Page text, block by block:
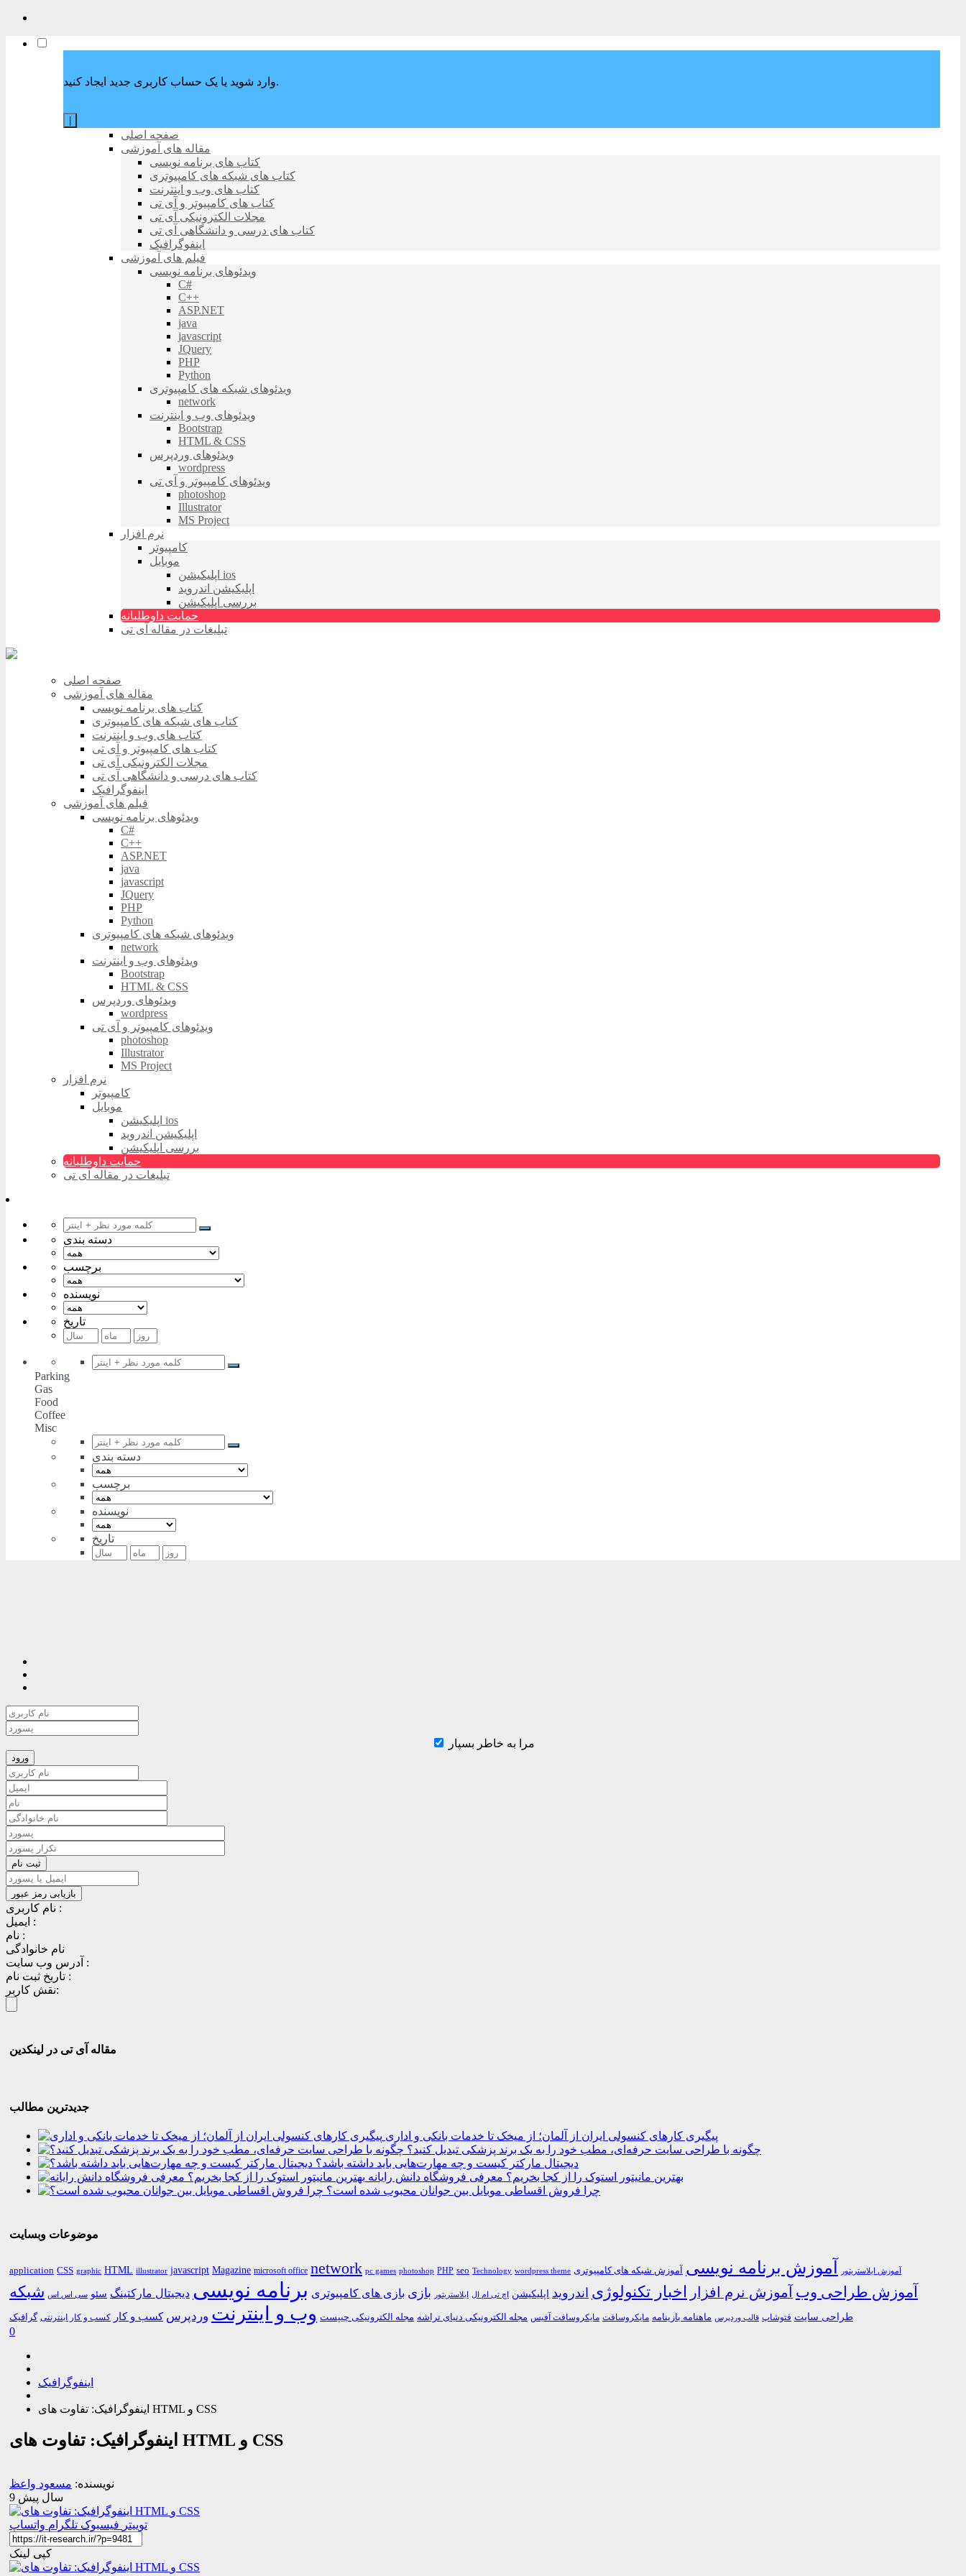
وارد شوید یا یک حساب کاربری جدید ایجاد کنید.
صفحه اصلی
مقاله های آموزشی
کتاب های برنامه نویسی
کتاب های شبکه های کامپیوتری
کتاب های وب و اینترنت
کتاب های کامپیوتر و آی تی
مجلات الکترونیکی آی تی
کتاب های درسی و دانشگاهی آی تی
اینفوگرافیک
فیلم های آموزشی
ویدئوهای برنامه نویسی
C#
C++
ASP.NET
java
javascript
JQuery
PHP
Python
ویدئوهای شبکه های کامپیوتری
network
ویدئوهای وب و اینترنت
Bootstrap
HTML & CSS
ویدئوهای وردپرس
wordpress
ویدئوهای کامپیوتر و آی تی
photoshop
Illustrator
MS Project
نرم افزار
کامپیوتر
موبایل
اپلیکیشن ios
اپلیکیشن اندروید
بررسی اپلیکیشن
حمایت داوطلبانه
تبلیغات در مقاله آی تی
صفحه اصلی
مقاله های آموزشی
کتاب های برنامه نویسی
کتاب های شبکه های کامپیوتری
کتاب های وب و اینترنت
کتاب های کامپیوتر و آی تی
مجلات الکترونیکی آی تی
کتاب های درسی و دانشگاهی آی تی
اینفوگرافیک
فیلم های آموزشی
ویدئوهای برنامه نویسی
C#
C++
ASP.NET
java
javascript
JQuery
PHP
Python
ویدئوهای شبکه های کامپیوتری
network
ویدئوهای وب و اینترنت
Bootstrap
HTML & CSS
ویدئوهای وردپرس
wordpress
ویدئوهای کامپیوتر و آی تی
photoshop
Illustrator
MS Project
نرم افزار
کامپیوتر
موبایل
اپلیکیشن ios
اپلیکیشن اندروید
بررسی اپلیکیشن
حمایت داوطلبانه
تبلیغات در مقاله آی تی
دسته بندی
برچسب
نویسنده
تاریخ
Parking
Gas
Food
Coffee
Misc
دسته بندی
برچسب
نویسنده
تاریخ
مرا به خاطر بسپار
نام کاربری :
ایمیل :
نام :
نام خانوادگی
آدرس وب سایت :
تاریخ ثبت نام :
نقش کاربر:
مقاله آی تی در لینکدین
جدیدترین مطالب
پیگیری کارهای کنسولی ایران از آلمان؛ از میخک تا خدمات بانکی و اداری
چگونه با طراحی سایت حرفه‌ای، مطب خود را به یک برند پزشکی تبدیل کنید؟
دیجیتال مارکتر کیست و چه مهارت‌هایی باید داشته باشد؟
بهترین مانیتور استوک را از کجا بخریم؟ معرفی فروشگاه دانش رایانه
چرا فروش اقساطی موبایل بین جوانان محبوب شده است؟
موضوعات وبسایت
application CSS graphic HTML illustrator javascript Magazine microsoft office network pc games photoshop PHP seo Technology wordpress theme آموزش ایلاستریتور آموزش برنامه نویسی آموزش شبکه های کامپیوتری
آموزش طراحی وب آموزش نرم افزار اخبار تکنولوژی اندروید اپلیکیشن اچ تی ام ال ایلاستریتور بازی بازی های کامپیوتری برنامه نویسی دیجیتال مارکتینگ سئو سی اس اس شبکه
طراحی سایت فتوشاپ قالب وردپرس ماهنامه بازینامه مایکروسافت مایکروسافت آفیس مجله الکترونیکی دنیای تراشه مجله الکترونیکی چیپست وب و اینترنت وردپرس کسب و کار کسب و کار اینترنتی گرافیک
0
اینفوگرافیک
اینفوگرافیک: تفاوت های HTML و CSS
اینفوگرافیک: تفاوت های HTML و CSS
نویسنده: مسعود واعظ
9 سال پیش
توییتر فیسبوک تلگرام واتساپ
کپی لینک